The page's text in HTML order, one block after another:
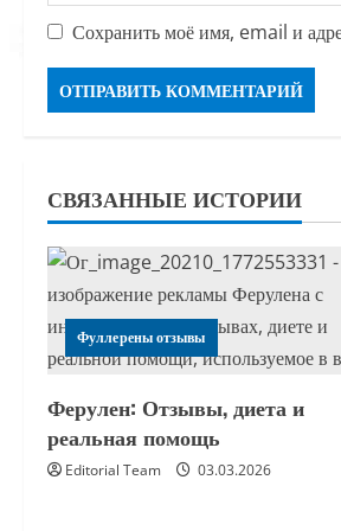
Сохранить моё имя, email и
СВЯЗАННЫЕ ИСТОРИИ
Фуллерены отзывы
Ферулен: Отзывы, диета и
реальная помощь
Editorial Team 03.03.2026